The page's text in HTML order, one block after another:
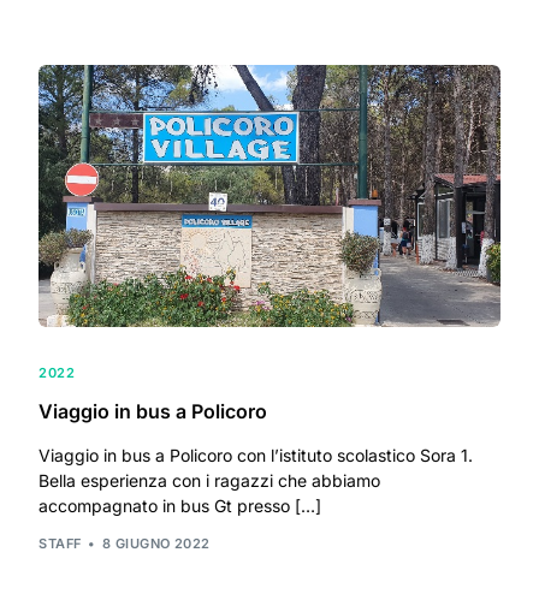
2022
Viaggio in bus a Policoro
Viaggio in bus a Policoro con l’istituto scolastico Sora 1.
Bella esperienza con i ragazzi che abbiamo
accompagnato in bus Gt presso […]
STAFF 8 GIUGNO 2022